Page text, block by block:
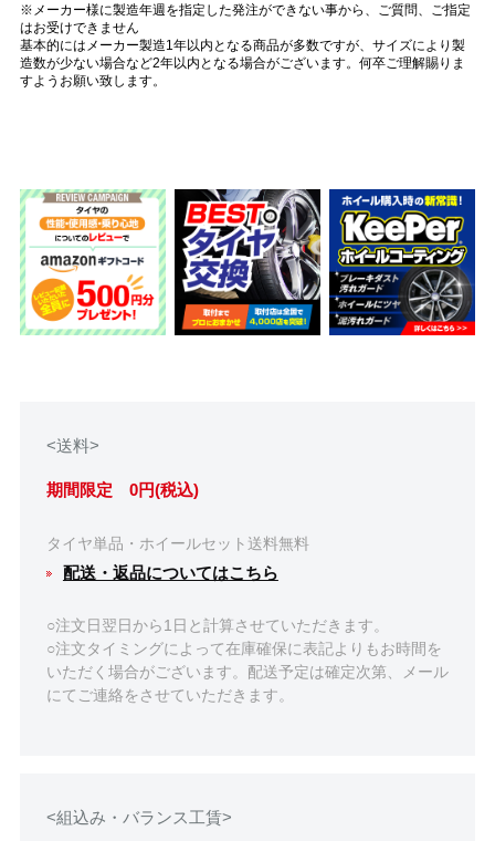
※メーカー様に製造年週を指定した発注ができない事から、ご質問、ご指定
はお受けできません
基本的にはメーカー製造1年以内となる商品が多数ですが、サイズにより製
造数が少ない場合など2年以内となる場合がございます。何卒ご理解賜りま
すようお願い致します。
<送料>
期間限定 0円(税込)
タイヤ単品・ホイールセット送料無料
配送・返品についてはこちら
○注文日翌日から1日と計算させていただきます。
○注文タイミングによって在庫確保に表記よりもお時間を
いただく場合がございます。配送予定は確定次第、メール
にてご連絡をさせていただきます。
<組込み・バランス工賃>